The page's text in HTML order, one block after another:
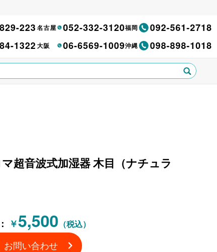
223名古屋 052-332-3120福岡 092-561-2718
1322大阪 06-6569-1009沖縄 098-898-1018
マ超音波式加湿器 木目（ナチュラ
￥5,500 （税込）
お問い合わせ